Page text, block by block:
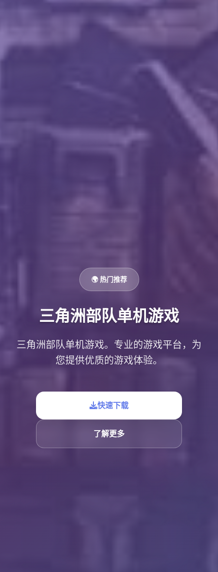
🌍 热门推荐
三角洲部队单机游戏
三角洲部队单机游戏。专业的游戏平台，为
您提供优质的游戏体验。
快速下载
了解更多